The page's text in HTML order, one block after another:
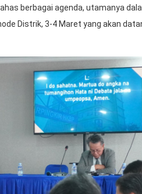
berbagai agenda, utamanya
Distrik, 3-4 Maret yang akan